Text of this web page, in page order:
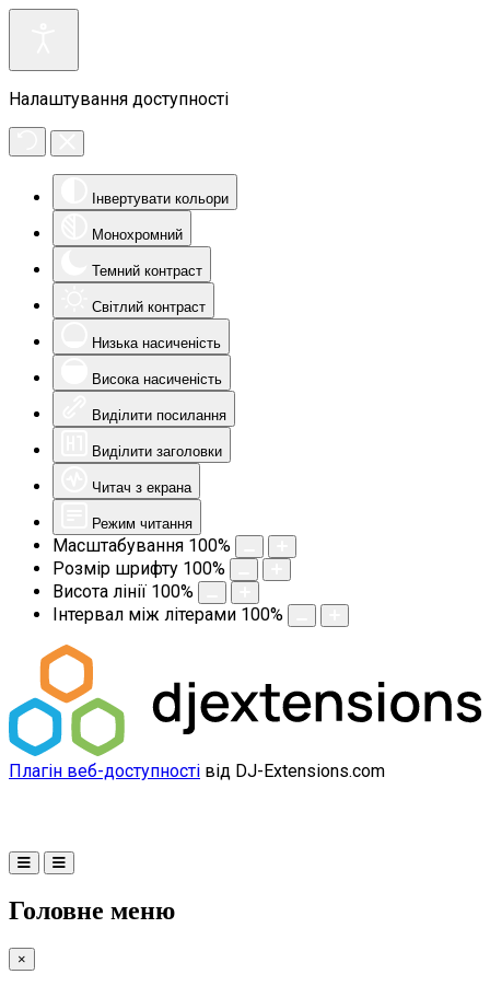
Налаштування доступності
Інвертувати кольори
Монохромний
Темний контраст
Світлий контраст
Низька насиченість
Висока насиченість
Виділити посилання
Виділити заголовки
Читач з екрана
Режим читання
Масштабування 100%
Розмір шрифту 100%
Висота лінії 100%
Інтервал між літерами 100%
Плагін веб-доступності від DJ-Extensions.com
Головне меню
×